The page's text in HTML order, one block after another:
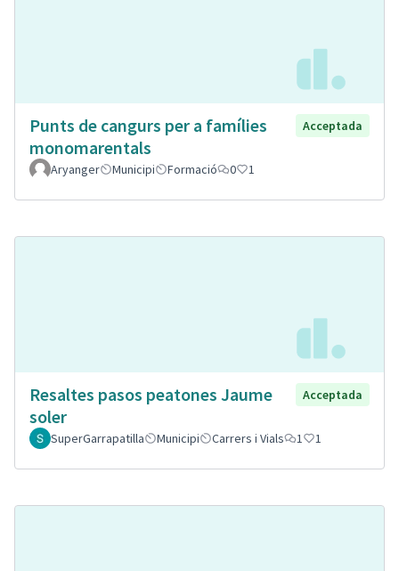
Punts de cangurs per a famílies
monomarentals
Acceptada
Aryanger Municipi Formació 0 1
Resaltes pasos peatones Jaume
soler
Acceptada
SuperGarrapatilla Municipi Carrers i Vials 1 1